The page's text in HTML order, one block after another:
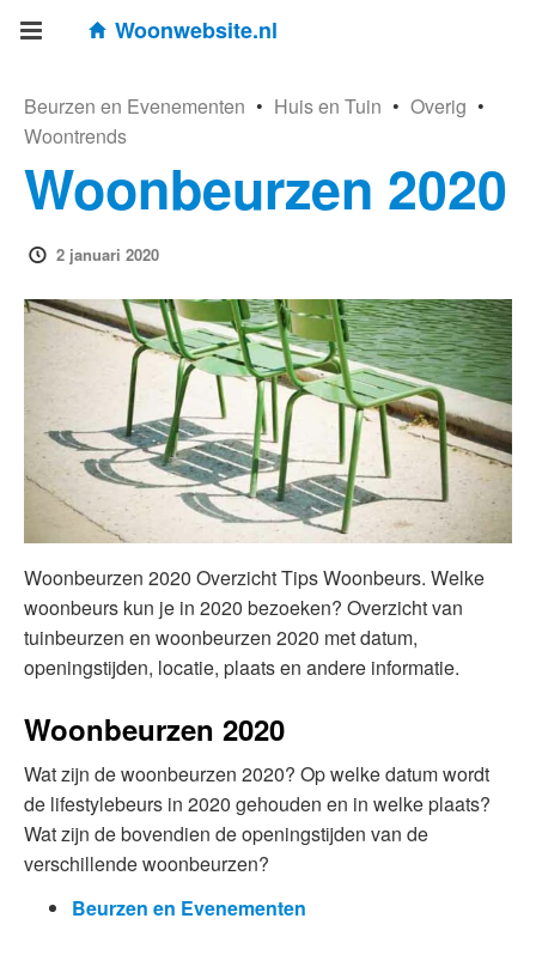
Woonwebsite.nl
Beurzen en Evenementen • Huis en Tuin • Overig •
Woontrends
Woonbeurzen 2020
2 januari 2020
Woonbeurzen 2020 Overzicht Tips Woonbeurs. Welke
woonbeurs kun je in 2020 bezoeken? Overzicht van
tuinbeurzen en woonbeurzen 2020 met datum,
openingstijden, locatie, plaats en andere informatie.
Woonbeurzen 2020
Wat zijn de woonbeurzen 2020? Op welke datum wordt
de lifestylebeurs in 2020 gehouden en in welke plaats?
Wat zijn de bovendien de openingstijden van de
verschillende woonbeurzen?
Beurzen en Evenementen